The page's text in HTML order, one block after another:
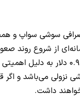
صرافی سوشی سواپ و
از شروع روند
را دارید، ناحیه فعلی قیمت
نزولی می‌باشد و اگر
داشت.